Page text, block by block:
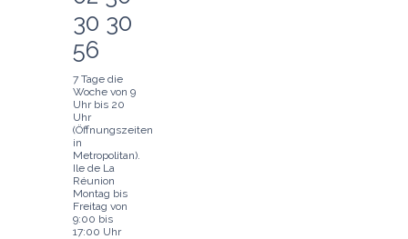
30 30
56
7 Tage die
Woche von 9
Uhr bis 20
Uhr
(Öffnungszeiten
in
Metropolitan).
Ile de La
Réunion
Montag bis
Freitag von
9:00 bis
17:00 Uhr